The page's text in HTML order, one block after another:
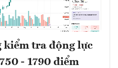
tra động lực
- 1790 điểm